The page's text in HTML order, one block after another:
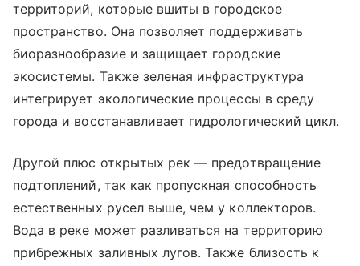
территорий, которые вшиты в городское
пространство. Она позволяет поддерживать
биоразнообразие и защищает городские
экосистемы. Также зеленая инфраструктура
интегрирует экологические процессы в среду
города и восстанавливает гидрологический цикл.
Другой плюс открытых рек — предотвращение
подтоплений, так как пропускная способность
естественных русел выше, чем у коллекторов.
Вода в реке может разливаться на территорию
прибрежных заливных лугов. Также близость к